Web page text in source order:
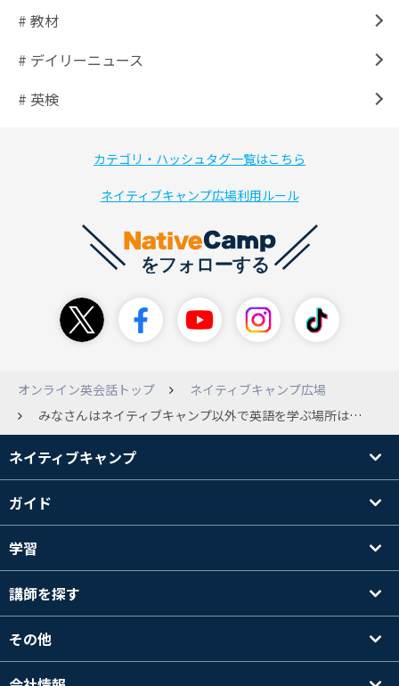
# 教材
# デイリーニュース
# 英検
カテゴリ・ハッシュタグ一覧はこちら
ネイティブキャンプ広場利用ルール
オンライン英会話トップ
ネイティブキャンプ広場
みなさんはネイティブキャンプ以外で英語を学ぶ場所はありますか？ 私は最近とあるユーチューバーの運営するオンラインサロンに入会しました！！
ネイティブキャンプ
ガイド
学習
講師を探す
その他